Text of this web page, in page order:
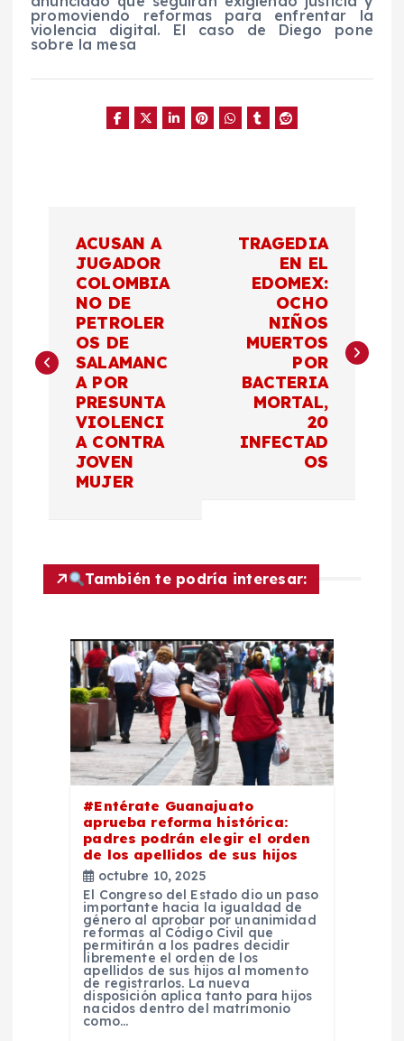
promoviendo reformas para enfrentar la
violencia digital. El caso de Diego pone
sobre la mesa
e
ACUSAN A
JUGADOR
COLOMBIA
NO DE
PETROLER
OS DE
SALAMANC
A POR
PRESUNTA
VIOLENCI
A CONTRA
JOVEN
MUJER
TRAGEDIA
EN EL
EDOMEX:
OCHO
NIÑOS
MUERTOS
POR
BACTERIA
MORTAL,
20
INFECTAD
OS
También te podría interesar:
#Entérate Guanajuato
aprueba reforma histórica:
padres podrán elegir el orden
de los apellidos de sus hijos
octubre 10, 2025
El Congreso del Estado dio un paso
importante hacia la igualdad de
género al aprobar por unanimidad
reformas al Código Civil que
permitirán a los padres decidir
libremente el orden de los
apellidos de sus hijos al momento
de registrarlos. La nueva
disposición aplica tanto para hijos
nacidos dentro del matrimonio
como…